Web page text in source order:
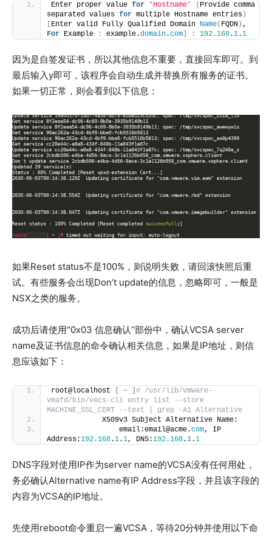
Enter proper value for 'Hostname' ( Provide comma
separated values for multiple Hostname entries )
Enter valid Fully Qualified Domain Name( FQDN )
For Example : example.domain.com : 192.168.1.1
因为是自签发证书，所以其他信息不重要，直接回车即可。到
最后输入y即可，该程序会自动生成并替换所有服务的证书。
如果一切正常，则会看到以下信息：
如果Reset status不是100%，则说明失败，请回滚快照后重
试。有些服务会出现Don’t update的信息，忽略即可，一般是
NSX之类的服务。
成功后请使用“0x03 信息确认“部份中，确认VCSA server
name及证书信息的命令确认相关信息，如果是IP地址，则信
息应该如下：
root@localhost ~
# /usr/lib/vmware-
vmafd/bin/vecs-cli entry list --store
MACHINE_SSL_CERT --text | grep -A1 Alternative
            X509v3 Subject Alternative Name:
                email:email@acme.
com, IP
Address:192.168.1.1, DNS:192.168.1.1
DNS字段对使用IP作为server name的VCSA没有任何用处，
务必确认Alternative name有IP Address字段，并且该字段的
内容为VCSA的IP地址。
先使用reboot命令重启一遍VCSA，等待20分钟并使用以下命